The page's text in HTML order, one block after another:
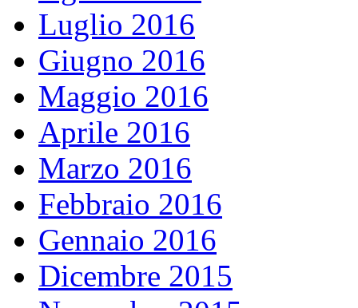
Luglio 2016
Giugno 2016
Maggio 2016
Aprile 2016
Marzo 2016
Febbraio 2016
Gennaio 2016
Dicembre 2015